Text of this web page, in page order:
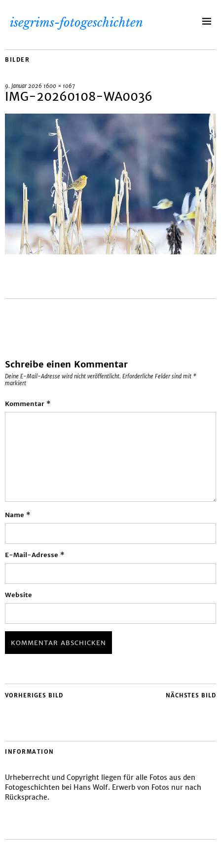
isegrims-fotogeschichten
BILDER
9. Januar 2026 1600 × 1067
IMG-20260108-WA0036
Schreibe einen Kommentar
Deine E-Mail-Adresse wird nicht veröffentlicht. Erforderliche Felder sind mit *
markiert
Kommentar *
Name *
E-Mail-Adresse *
Website
NÄCHSTES BILD
VORHERIGES BILD
INFORMATION
Urheberrecht und Copyright liegen für alle Fotos aus den
Fotogeschichten bei Hans Wolf. Erwerb von Fotos nur nach
Rücksprache.